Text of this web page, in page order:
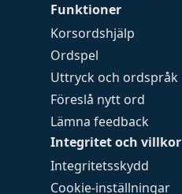
Funktioner
Korsordshjälp
Ordspel
Uttryck och ordspråk
Föreslå nytt ord
Lämna feedback
Integritet och villkor
Integritetsskydd
Cookie-inställningar